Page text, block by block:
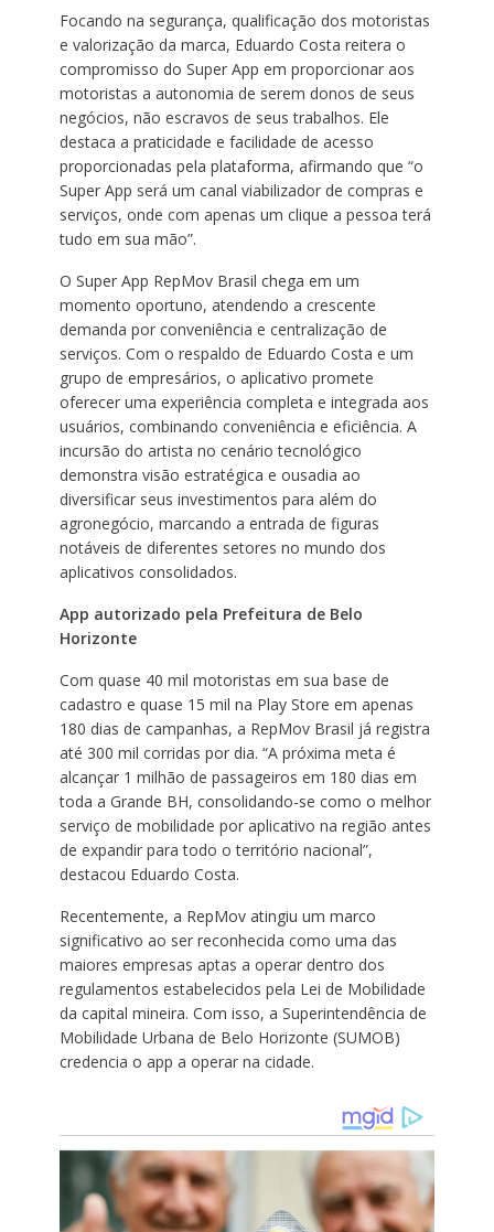
Focando na segurança, qualificação dos motoristas
e valorização da marca, Eduardo Costa reitera o
compromisso do Super App em proporcionar aos
motoristas a autonomia de serem donos de seus
negócios, não escravos de seus trabalhos. Ele
destaca a praticidade e facilidade de acesso
proporcionadas pela plataforma, afirmando que “o
Super App será um canal viabilizador de compras e
serviços, onde com apenas um clique a pessoa terá
tudo em sua mão”.
O Super App RepMov Brasil chega em um
momento oportuno, atendendo a crescente
demanda por conveniência e centralização de
serviços. Com o respaldo de Eduardo Costa e um
grupo de empresários, o aplicativo promete
oferecer uma experiência completa e integrada aos
usuários, combinando conveniência e eficiência. A
incursão do artista no cenário tecnológico
demonstra visão estratégica e ousadia ao
diversificar seus investimentos para além do
agronegócio, marcando a entrada de figuras
notáveis de diferentes setores no mundo dos
aplicativos consolidados.
App autorizado pela Prefeitura de Belo
Horizonte
Com quase 40 mil motoristas em sua base de
cadastro e quase 15 mil na Play Store em apenas
180 dias de campanhas, a RepMov Brasil já registra
até 300 mil corridas por dia. “A próxima meta é
alcançar 1 milhão de passageiros em 180 dias em
toda a Grande BH, consolidando-se como o melhor
serviço de mobilidade por aplicativo na região antes
de expandir para todo o território nacional”,
destacou Eduardo Costa.
Recentemente, a RepMov atingiu um marco
significativo ao ser reconhecida como uma das
maiores empresas aptas a operar dentro dos
regulamentos estabelecidos pela Lei de Mobilidade
da capital mineira. Com isso, a Superintendência de
Mobilidade Urbana de Belo Horizonte (SUMOB)
credencia o app a operar na cidade.